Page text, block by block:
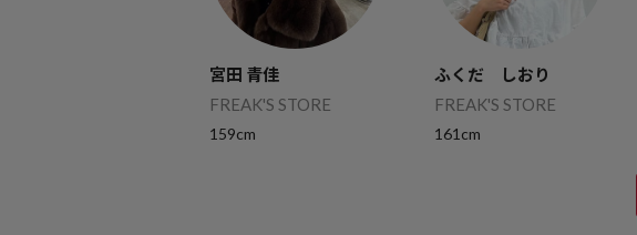
宮田 青佳
FREAK'S STORE
159cm
ふくだ しおり
FREAK'S STORE
161cm